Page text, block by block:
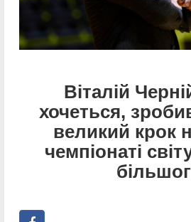
Віталій
хочеться,
великий крок
чемпіонаті